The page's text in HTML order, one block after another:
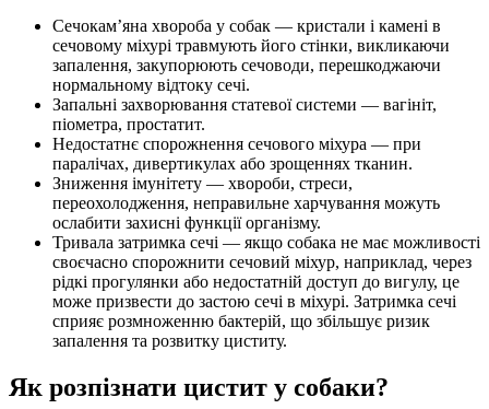
Сечокам’яна хвороба у собак — кристали і камені в
сечовому міхурі травмують його стінки, викликаючи
запалення, закупорюють сечоводи, перешкоджаючи
нормальному відтоку сечі.
Запальні захворювання статевої системи — вагініт,
піометра, простатит.
Недостатнє спорожнення сечового міхура — при
паралічах, дивертикулах або зрощеннях тканин.
Зниження імунітету — хвороби, стреси,
переохолодження, неправильне харчування можуть
ослабити захисні функції організму.
Тривала затримка сечі — якщо собака не має можливості
своєчасно спорожнити сечовий міхур, наприклад, через
рідкі прогулянки або недостатній доступ до вигулу, це
може призвести до застою сечі в міхурі. Затримка сечі
сприяє розмноженню бактерій, що збільшує ризик
запалення та розвитку циститу.
Як розпізнати цистит у собаки?